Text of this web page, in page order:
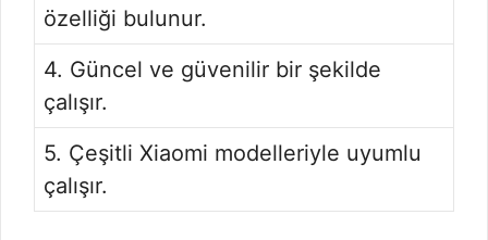
özelliği bulunur.
4. Güncel ve güvenilir bir şekilde
çalışır.
5. Çeşitli Xiaomi modelleriyle uyumlu
çalışır.